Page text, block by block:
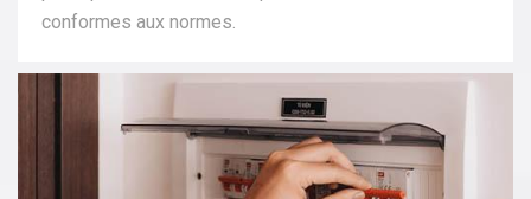
conformes aux normes.